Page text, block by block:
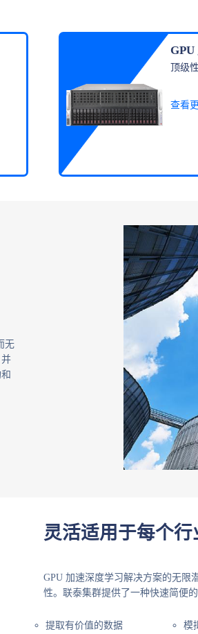
GPU
顶级
查看
无
灵活适用于每个行
GPU 加速深度学习解决方案的无限
性。联泰集群提供了一种快速简便
提取有价值的数据
模